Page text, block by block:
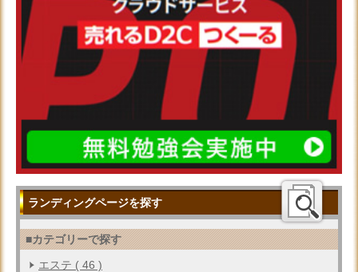
ランディングページを探す
■カテゴリーで探す
エステ ( 46 )